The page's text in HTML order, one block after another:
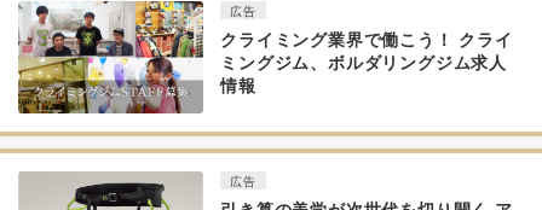
広告
クライミング業界で働こう！ クライ
ミングジム、ボルダリングジム求人
情報
広告